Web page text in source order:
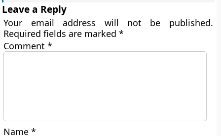
Leave a Reply
Your email address will not be published.
Required fields are marked*
Comment*
Name*